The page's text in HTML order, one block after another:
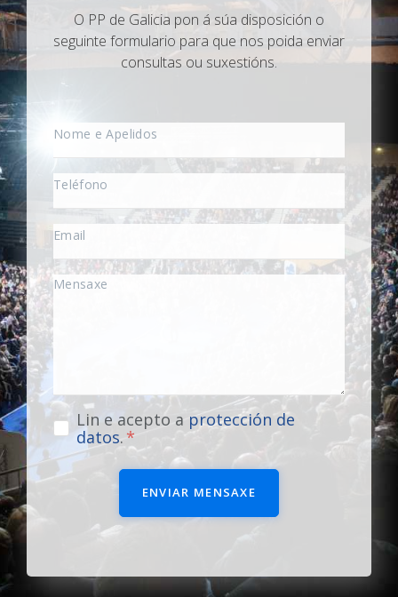
O PP de Galicia pon á súa disposición o
seguinte formulario para que nos poida enviar
consultas ou suxestións.
Lin e acepto a protección de
datos.
ENVIAR MENSAXE